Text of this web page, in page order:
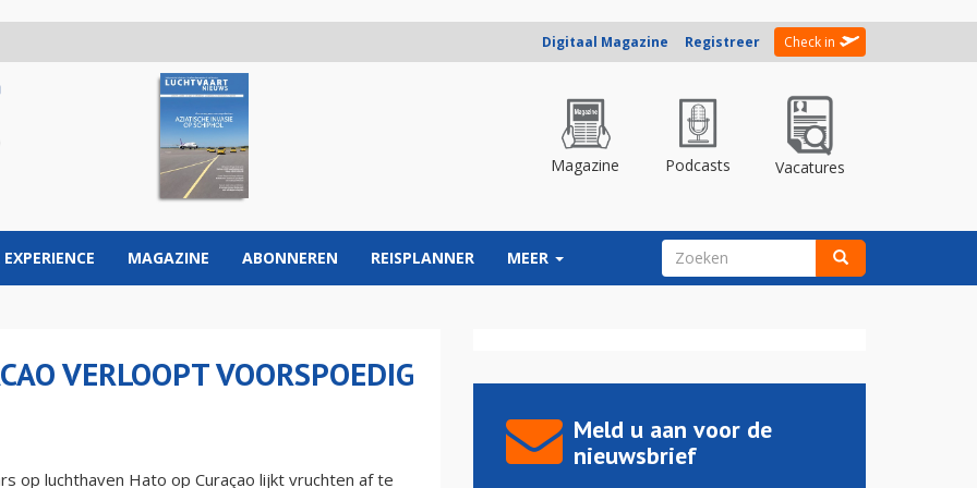
Digitaal Magazine Registreer Check in
Magazine Podcasts Vacatures
EXPERIENCE MAGAZINE ABONNEREN REISPLANNER MEER ZOEKVELD
VERLOOPT VOORSPOEDIG
op luchthaven Hato op Curaçao lijkt vruchten af te
Meld u aan voor de
nieuwsbrief